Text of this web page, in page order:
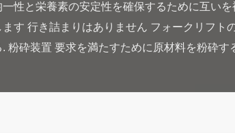
性と栄養素の安定性を確保するために互い
す 行き詰まりはありません フォークリフト